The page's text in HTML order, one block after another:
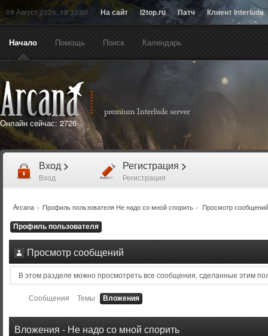
09 Август 2026, 19:30:00 На сайт l2top.ru Патч Клиент Interlude
Начало Помощь Поиск Календарь
Онлайн сейчас: 2726
Вход >
Вход
Регистрация >
Регистрация
Arcana» Профиль пользователя Не надо со мной спорить » Просмотр сообщений
Профиль пользователя
Просмотр сообщений
В этом разделе можно просмотреть все сообщения, сделанные этим
Сообщения Темы Вложения
Вложения - Не надо со мной спорить